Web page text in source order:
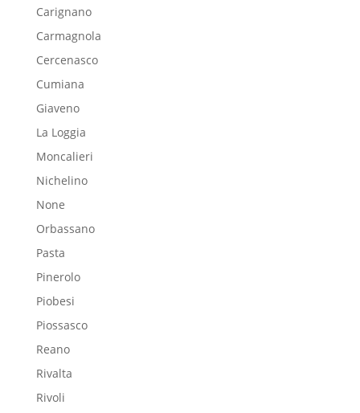
Carignano
Carmagnola
Cercenasco
Cumiana
Giaveno
La Loggia
Moncalieri
Nichelino
None
Orbassano
Pasta
Pinerolo
Piobesi
Piossasco
Reano
Rivalta
Rivoli